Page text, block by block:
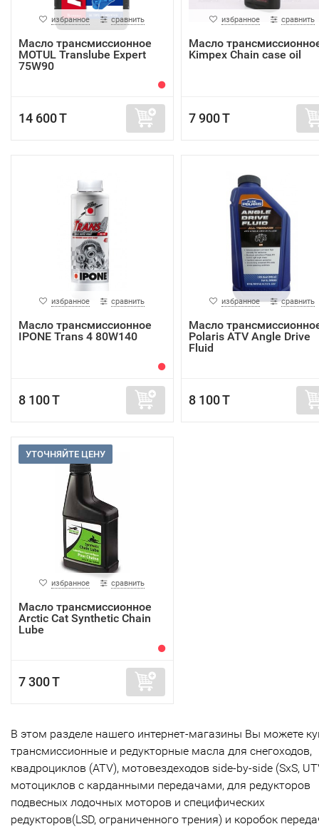
избранное сравнить
Масло трансмиссионное
MOTUL Translube Expert
75W90
14 600 T
избранное сравнить
Масло
Kimpex Chain case oil
7 900 T
избранное сравнить
Масло трансмиссионное
IPONE Trans 4 80W140
8 100 T
избранное сравнить
Масло
Polaris ATV Angle Drive
Fluid
8 100 T
УТОЧНЯЙТЕ ЦЕНУ
избранное сравнить
Масло трансмиссионное
Arctic Cat Synthetic Chain
Lube
7 300 T
В этом разделе нашего интернет-магазины Вы можете
трансмиссионные и редукторные масла для снегоходов,
квадроциклов (ATV), мотовездеходов side-by-side (SxS,
мотоциклов с карданными передачами, для редукторов
подвесных лодочных моторов и специфических
редукторов(LSD, ограниченного трения) и коробок